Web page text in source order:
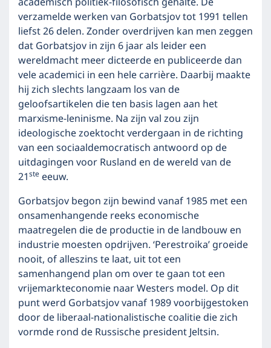
verzamelde werken van Gorbatsjov tot 1991 tellen
liefst 26 delen. Zonder overdrijven kan men zeggen
dat Gorbatsjov in zijn 6 jaar als leider een
wereldmacht meer dicteerde en publiceerde dan
vele academici in een hele carrière. Daarbij maakte
hij zich slechts langzaam los van de
geloofsartikelen die ten basis lagen aan het
marxisme-leninisme. Na zijn val zou zijn
ideologische zoektocht verdergaan in de richting
van een sociaaldemocratisch antwoord op de
uitdagingen voor Rusland en de wereld van de
21ste eeuw.
Gorbatsjov begon zijn bewind vanaf 1985 met een
onsamenhangende reeks economische
maatregelen die de productie in de landbouw en
industrie moesten opdrijven. ‘Perestroika’ groeide
nooit, of alleszins te laat, uit tot een
samenhangend plan om over te gaan tot een
vrijemarkteconomie naar Westers model. Op dit
punt werd Gorbatsjov vanaf 1989 voorbijgestoken
door de liberaal-nationalistische coalitie die zich
vormde rond de Russische president Jeltsin.